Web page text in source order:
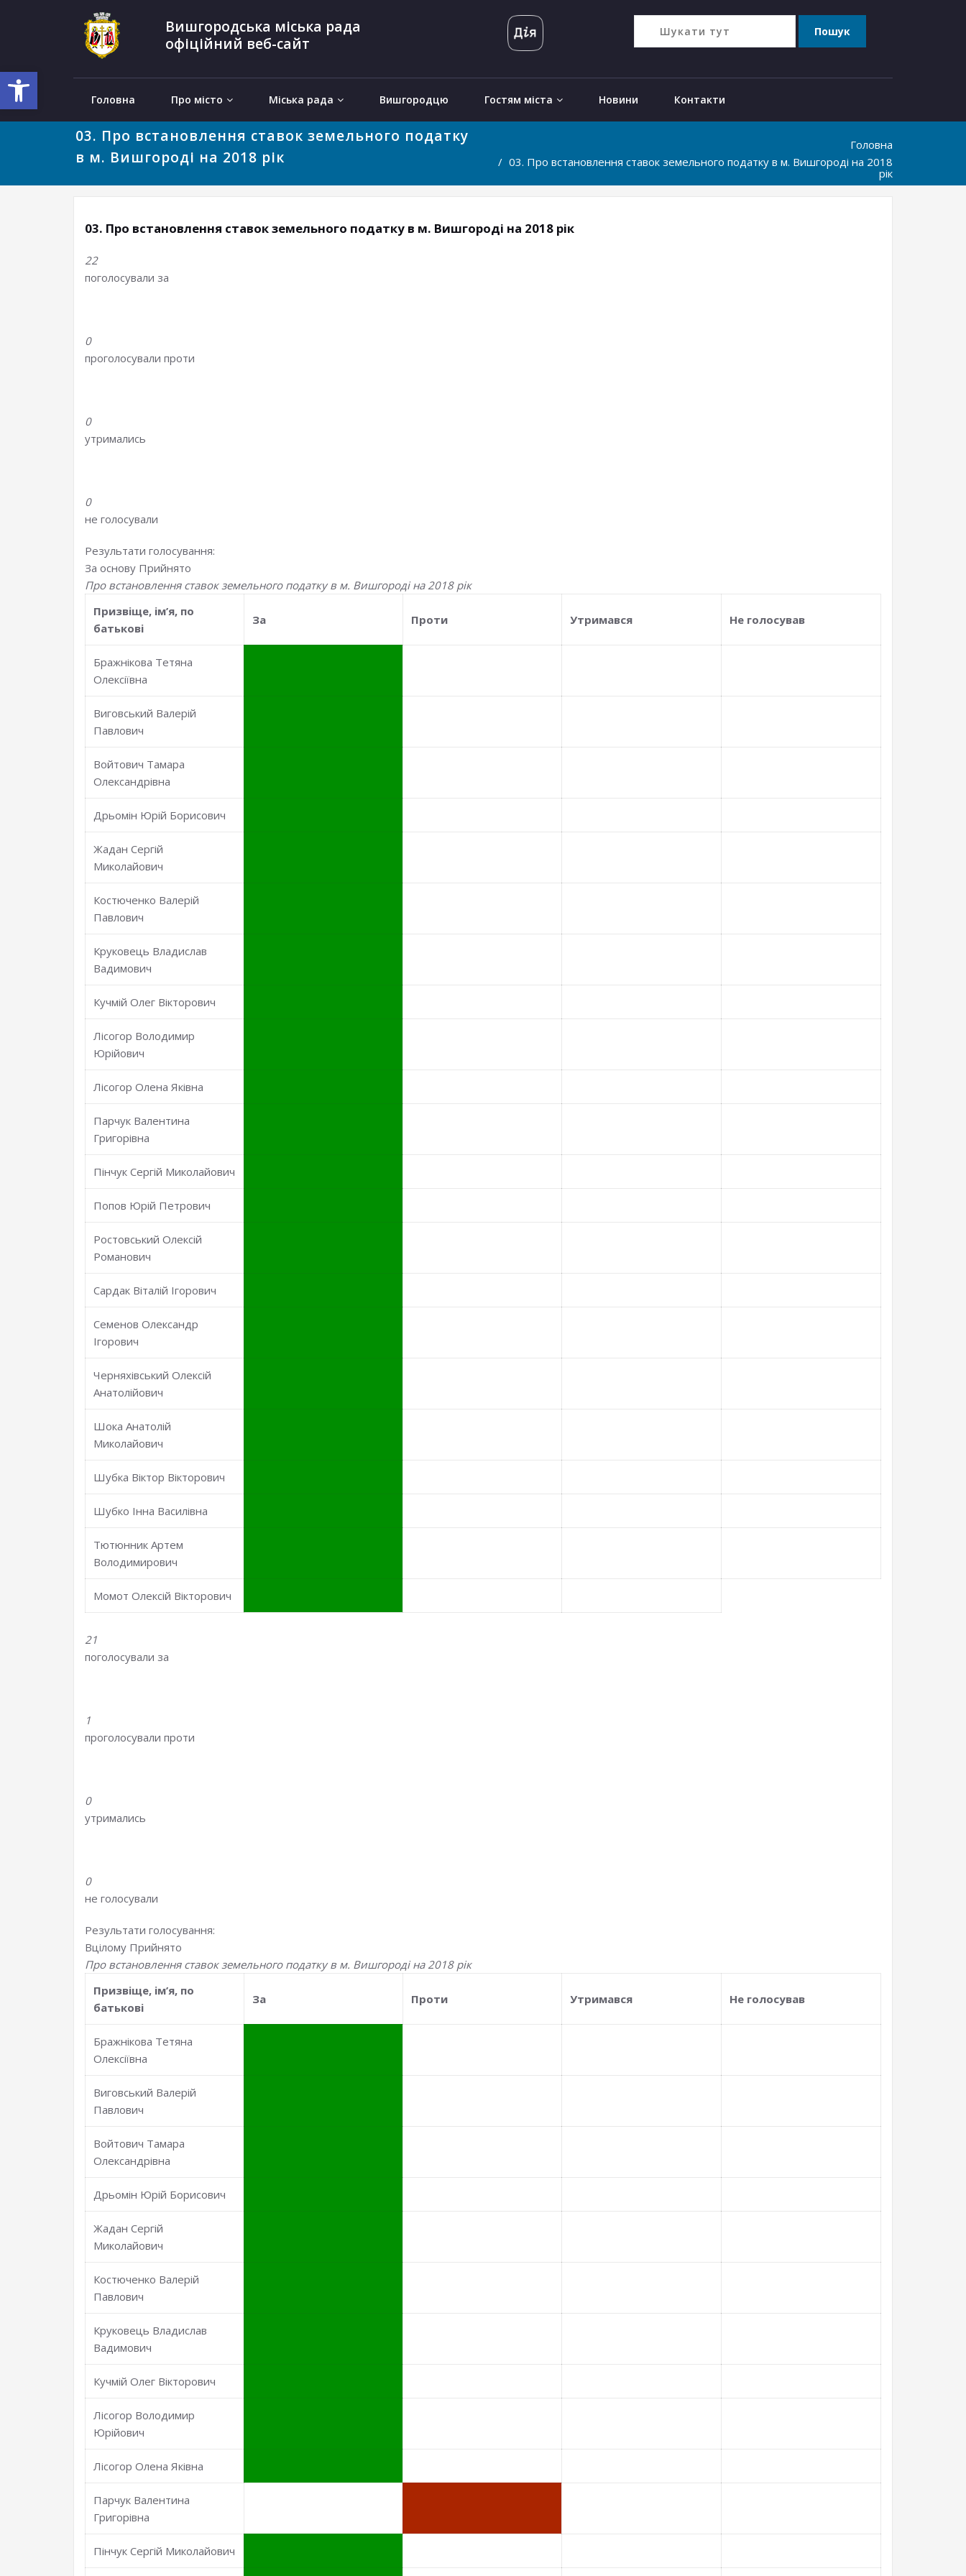
Відкрити Панель інструментів
Вишгородська міська рада
офіційний веб-сайт
Головна Про місто Міська рада Вишгородцю Гостям міста Новини Контакти
03. Про встановлення ставок земельного податку
в м. Вишгороді на 2018 рік
Головна
03. Про встановлення ставок земельного податку в м. Вишгороді на 2018
рік
03. Про встановлення ставок земельного податку в м. Вишгороді на 2018 рік
22
поголосували за
0
проголосували проти
0
утримались
0
не голосували
Результати голосування:
За основу Прийнято
Про встановлення ставок земельного податку в м. Вишгороді на 2018 рік
Призвiще, iм’я, по
батьковi
За Проти Утримався Не голосував
Бражнікова Тетяна
Олексіївна
Виговський Валерій
Павлович
Войтович Тамара
Олександрівна
Дрьомін Юрій Борисович
Жадан Сергій
Миколайович
Костюченко Валерій
Павлович
Круковець Владислав
Вадимович
Кучмій Олег Вікторович
Лісогор Володимир
Юрійович
Лісогор Олена Яківна
Парчук Валентина
Григорівна
Пінчук Сергій Миколайович
Попов Юрій Петрович
Ростовський Олексій
Романович
Сардак Віталій Ігорович
Семенов Олександр
Ігорович
Черняхівський Олексій
Анатолійович
Шока Анатолій
Миколайович
Шубка Віктор Вікторович
Шубко Інна Василівна
Тютюнник Артем
Володимирович
Момот Олексій Вікторович
21
поголосували за
1
проголосували проти
0
утримались
0
не голосували
Результати голосування:
Вцілому Прийнято
Про встановлення ставок земельного податку в м. Вишгороді на 2018 рік
Призвiще, iм’я, по
батьковi
За Проти Утримався Не голосував
Бражнікова Тетяна
Олексіївна
Виговський Валерій
Павлович
Войтович Тамара
Олександрівна
Дрьомін Юрій Борисович
Жадан Сергій
Миколайович
Костюченко Валерій
Павлович
Круковець Владислав
Вадимович
Кучмій Олег Вікторович
Лісогор Володимир
Юрійович
Лісогор Олена Яківна
Парчук Валентина
Григорівна
Пінчук Сергій Миколайович